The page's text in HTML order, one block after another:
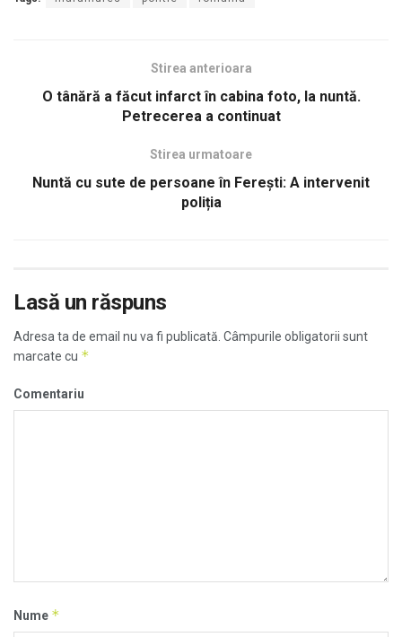
Stirea anterioara
O tânără a făcut infarct în cabina foto, la nuntă.
Petrecerea a continuat
Stirea urmatoare
Nuntă cu sute de persoane în Ferești: A intervenit
poliția
Lasă un răspuns
Adresa ta de email nu va fi publicată. Câmpurile obligatorii sunt
marcate cu *
Comentariu
Nume *